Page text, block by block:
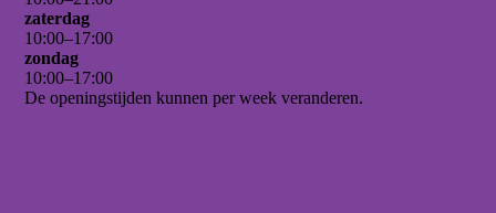
zaterdag
10:00–17:00
zondag
10:00–17:00
De openingstijden kunnen per week veranderen.